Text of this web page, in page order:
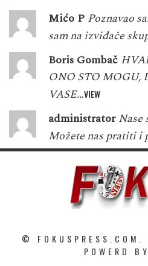
Mićo P Poznavao
sam na izviđače
Boris Gombač
ONO STO MOGU,
VASE…VIEW
administrator Nase
Možete nas pratiti i
©
POWERD